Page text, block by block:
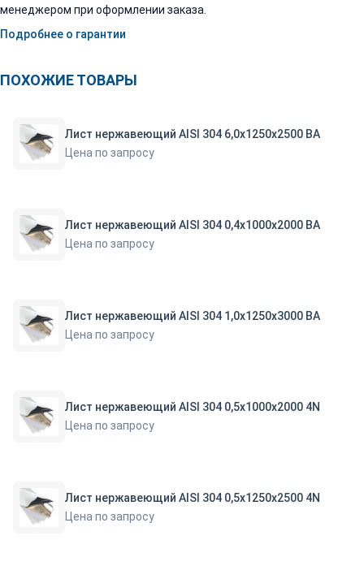
менеджером при оформлении заказа.
Подробнее о гарантии
ПОХОЖИЕ ТОВАРЫ
Лист нержавеющий AISI 304 6,0х1250х2500 ВА
Цена по запросу
Лист нержавеющий AISI 304 0,4х1000х2000 ВА
Цена по запросу
Лист нержавеющий AISI 304 1,0х1250х3000 ВА
Цена по запросу
Лист нержавеющий AISI 304 0,5х1000х2000 4N
Цена по запросу
Лист нержавеющий AISI 304 0,5х1250х2500 4N
Цена по запросу